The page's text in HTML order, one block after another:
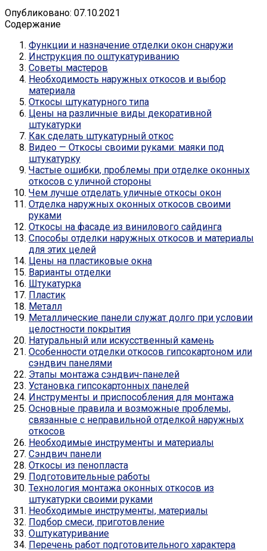
Опубликовано: 07.10.2021
Содержание
Функции и назначение отделки окон снаружи
Инструкция по оштукатуриванию
Советы мастеров
Необходимость наружных откосов и выбор
материала
Откосы штукатурного типа
Цены на различные виды декоративной
штукатурки
Как сделать штукатурный откос
Видео — Откосы своими руками: маяки под
штукатурку
Частые ошибки, проблемы при отделке оконных
откосов с уличной стороны
Чем лучше отделать уличные откосы окон
Отделка наружных оконных откосов своими
руками
Откосы на фасаде из винилового сайдинга
Способы отделки наружных откосов и материалы
для этих целей
Цены на пластиковые окна
Варианты отделки
Штукатурка
Пластик
Металл
Металлические панели служат долго при условии
целостности покрытия
Натуральный или искусственный камень
Особенности отделки откосов гипсокартоном или
сэндвич панелями
Этапы монтажа сэндвич-панелей
Установка гипсокартонных панелей
Инструменты и приспособления для монтажа
Основные правила и возможные проблемы,
связанные с неправильной отделкой наружных
откосов
Необходимые инструменты и материалы
Сэндвич панели
Откосы из пенопласта
Подготовительные работы
Технология монтажа оконных откосов из
штукатурки своими руками
Необходимые инструменты, материалы
Подбор смеси, приготовление
Оштукатуривание
Перечень работ подготовительного характера